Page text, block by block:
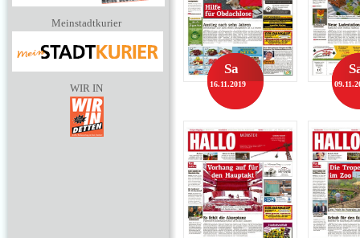
Meinstadtkurier
WIR IN
Sa
16.11.2019